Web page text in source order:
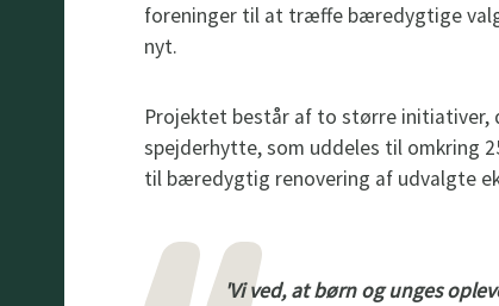
foreninger til at træffe bæredygtige
nyt.
Projektet består af to større initiativer,
spejderhytte, som uddeles til omkring
til bæredygtig renovering af udvalgte
'Vi ved, at børn og unges